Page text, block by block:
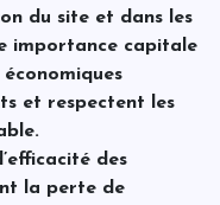
du site et dans les
importance capitale
et respectent les
des
la perte de